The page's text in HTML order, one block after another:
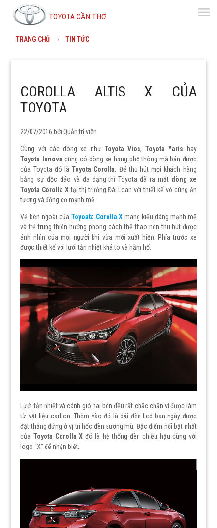
TOYOTA CẦN THƠ menu
TRANG CHỦ TIN TỨC
COROLLA ALTIS X CỦA
TOYOTA
22/07/2016 bởiQuản trị viên
Cùng với các dòng xe nhưToyota Vios,Toyota Yaris
hay
Toyota Innova cũng có dòng xe hạng phổ thông mà bán được
của Toyota đó làToyota Corolla . Để thu hút mọi khách hàng
bằng sự độc đáo và đa dạng thì Toyota đã ra mắt dòng xe
Toyota Corolla Xtại thị trường Đài Loan với thiết kế vô cùng ấn
tượng và động cơ mạnh mẽ.
Vẻ bên ngoài của Toyoata Corolla X mang kiểu dáng mạnh mẽ
và trẻ trung thiên hướng phong cách thể thao nên thu hút được
ánh nhìn của mọi người khi vừa mới xuất hiện. Phía trước xe
được thiết kế với lưới tản nhiệt khá to và hầm hố.
Lưới tản nhiệt và cánh gió hai bên đều rất chắc chắn vì được làm
từ vật liệu carbon. Thêm vào đó là dải đèn Led ban ngày được
đặt thẳng đứng ở vị trí hốc đèn sương mù. Đặc điểm nổi bật nhất
của Toyota Corolla Xđó là hệ thống đèn chiều hậu cùng với
logo “X” để nhận biết.